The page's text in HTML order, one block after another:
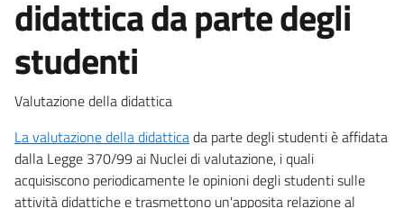
didattica da parte degli
studenti
Valutazione della didattica
La valutazione della didatticada parte degli studenti è affidata
dalla Legge 370/99 ai Nuclei di valutazione, i quali
acquisiscono periodicamente le opinioni degli studenti sulle
attività didattiche e trasmettono un'apposita relazione al